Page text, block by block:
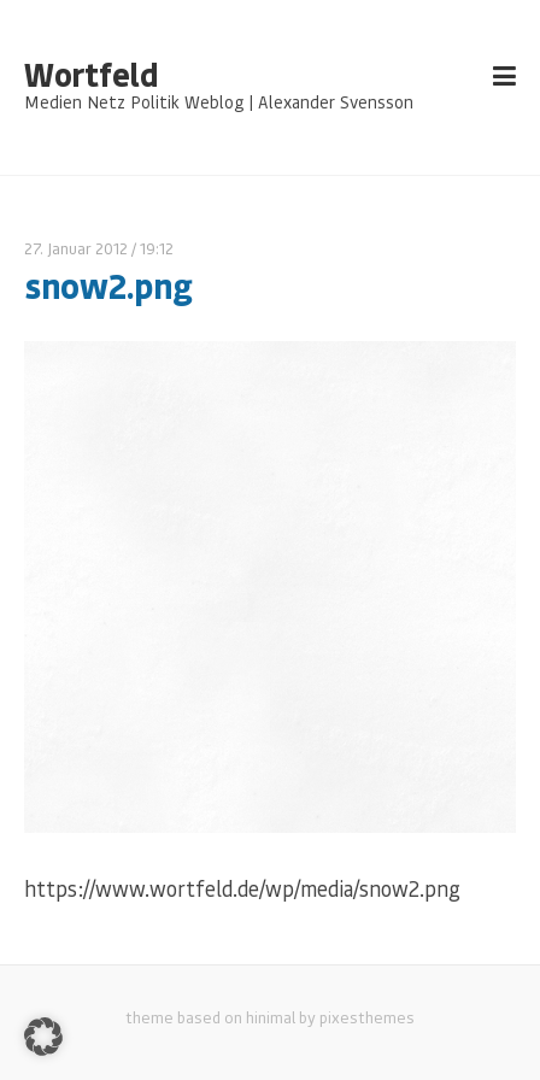
Wortfeld
Medien Netz Politik Weblog | Alexander Svensson
27. Januar 2012 / 19:12
snow2.png
https://www.wortfeld.de/wp/media/snow2.png
theme based on hinimal by pixesthemes